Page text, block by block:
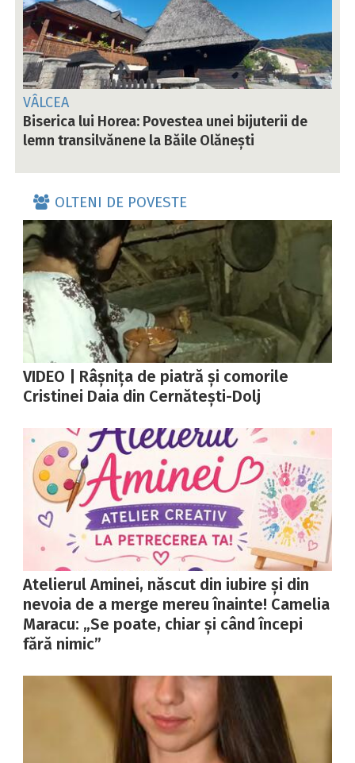
VÂLCEA
Biserica lui Horea: Povestea unei bijuterii de
lemn transilvănene la Băile Olănești
OLTENI DE POVESTE
VIDEO | Râșnița de piatră și comorile
Cristinei Daia din Cernătești-Dolj
Atelierul Aminei, născut din iubire și din
nevoia de a merge mereu înainte! Camelia
Maracu: „Se poate, chiar și când începi
fără nimic”